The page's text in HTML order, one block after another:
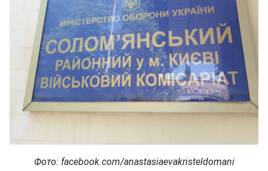
Фото: facebook.com/anastasiaevakristeldomani